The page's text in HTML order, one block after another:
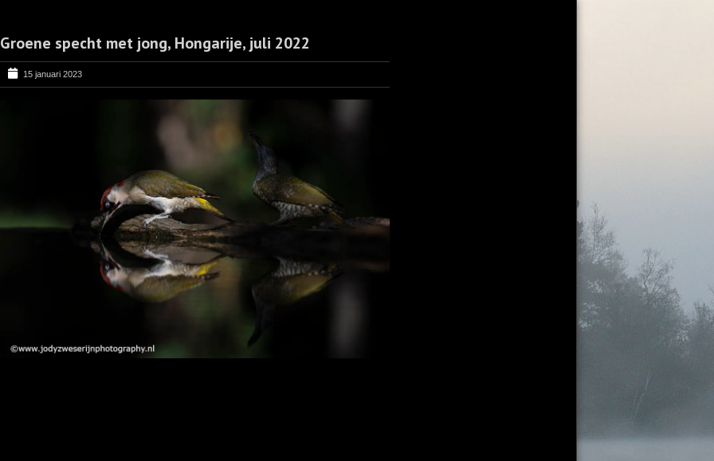
Groene specht met jong, Hongarije, juli 2022
15 januari 2023